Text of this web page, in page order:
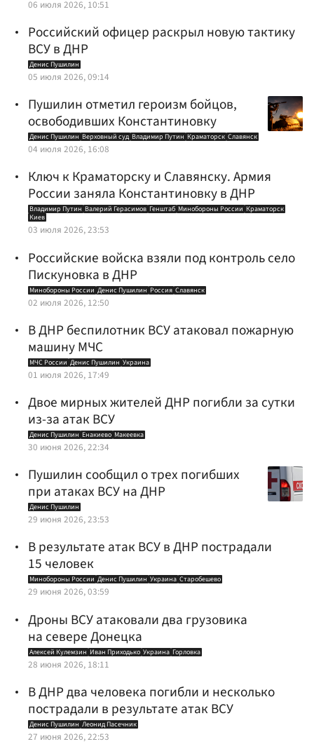
06 июля 2026, 10:51
Российский офицер раскрыл новую тактику
ВСУ в ДНР
Денис Пушилин
05 июля 2026, 09:14
Пушилин отметил героизм бойцов,
освободивших Константиновку
Денис Пушилин Верховный суд Владимир Путин Краматорск Славянск
04 июля 2026, 16:08
Ключ к Краматорску и Славянску. Армия
России заняла Константиновку в ДНР
Владимир Путин Валерий Герасимов Генштаб Минобороны России Краматорск
Киев
03 июля 2026, 23:53
Российские войска взяли под контроль село
Пискуновка в ДНР
Минобороны России Денис Пушилин Россия Славянск
02 июля 2026, 12:50
В ДНР беспилотник ВСУ атаковал пожарную
машину МЧС
МЧС России Денис Пушилин Украина
01 июля 2026, 17:49
Двое мирных жителей ДНР погибли за сутки
из-за атак ВСУ
Денис Пушилин Енакиево Макеевка
30 июня 2026, 22:34
Пушилин сообщил о трех погибших
при атаках ВСУ на ДНР
Денис Пушилин
29 июня 2026, 23:53
В результате атак ВСУ в ДНР пострадали
15 человек
Минобороны России Денис Пушилин Украина Старобешево
29 июня 2026, 03:59
Дроны ВСУ атаковали два грузовика
на севере Донецка
Алексей Кулемзин Иван Приходько Украина Горловка
28 июня 2026, 18:11
В ДНР два человека погибли и несколько
пострадали в результате атак ВСУ
Денис Пушилин Леонид Пасечник
27 июня 2026, 22:53